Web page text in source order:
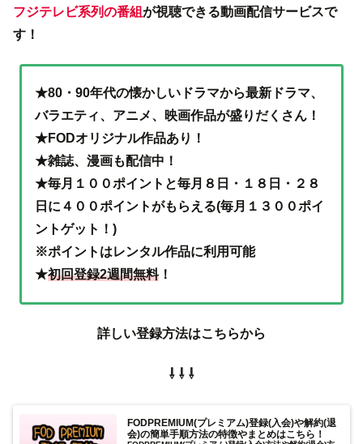
フジテレビ系列の番組が視聴できる動画配信サービスで
す！
★80・90年代の懐かしいドラマから最新ドラマ、
バラエティ、アニメ、映画作品が盛りだくさん！
★FODオリジナル作品あり！
★雑誌、漫画も配信中！
★毎月１００ポイントと毎月８日・１８日・２８
日に４００ポイントがもらえる(毎月１３００ポイ
ントゲット！)
※ポイントはレンタル作品に利用可能
★初回登録2週間無料！
詳しい登録方法はこちらから
⇩ ⇩ ⇩
FODPREMIUM(プレミアム)登録(入会)や解約(退
会)の簡単手順方法の特徴やまとめはこちら！